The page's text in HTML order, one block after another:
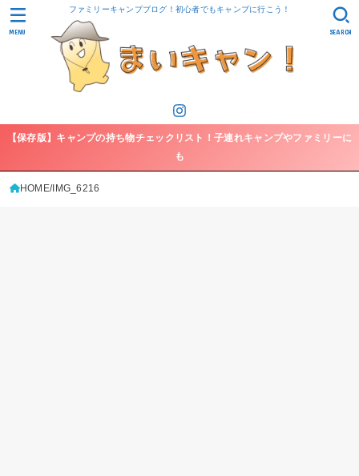
ファミリーキャンプブログ！初心者でもキャンプに行こう！
SEARCH
MENU
【保存版】キャンプの持ち物チェックリスト！子連れキャンプやファミリーに
も
HOME IMG_6216